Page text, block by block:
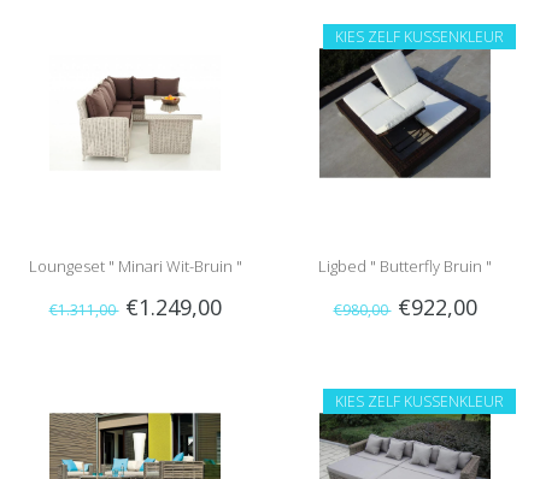
Loungeset " Minari Wit-Bruin "
€1.311,00 €1.249,00
KIES ZELF KUSSENKLEUR
Ligbed " Butterfly Bruin "
€980,00 €922,00
KIES ZELF KUSSENKLEUR